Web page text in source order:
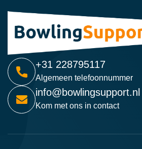
+31 228795117
Algemeen telefoonnummer
info@bowlingsupport.nl
Kom met ons in contact